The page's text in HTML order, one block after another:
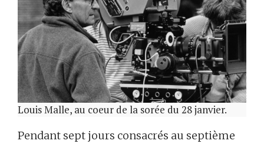
Louis Malle, au coeur de la sorée du 28 janvier.
Pendant sept jours consacrés au septième